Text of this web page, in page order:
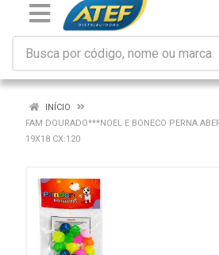
INÍCIO
FAM DOURADO***NOEL E BONECO PERNA
19X18 CX:120